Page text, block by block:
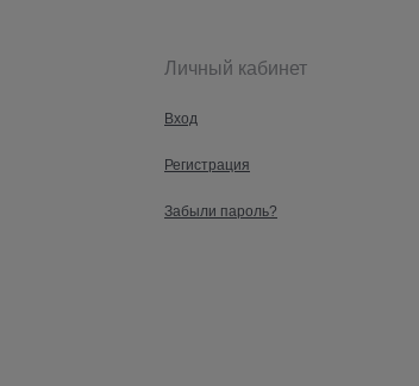
Личный кабинет
Вход
Регистрация
Забыли пароль?